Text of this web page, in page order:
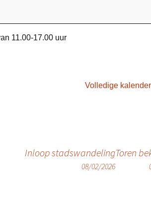
11.00-17.00 uur
Volledige
Toren
Inloop stadswandeling
08/02/2026